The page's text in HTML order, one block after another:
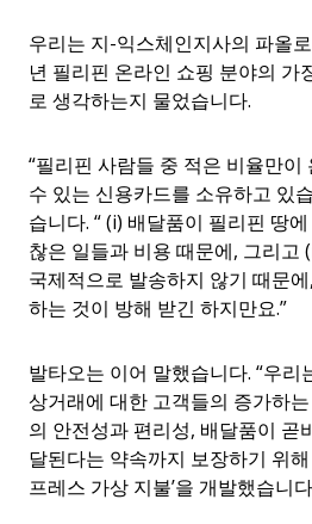
우리는 지-익스체인지사의 파올
년 필리핀 온라인 쇼핑 분야의 가
로 생각하는지 물었습니다.
“필리핀 사람들 중 적은 비율만이
수 있는 신용카드를 소유하고 있
습니다. “ (i) 배달품이 필리핀 땅
찮은 일들과 비용 때문에, 그리고
국제적으로 발송하지 않기 때문
하는 것이 방해 받긴 하지만요.”
발타오는 이어 말했습니다. “우
상거래에 대한 고객들의 증가하
의 안전성과 편리성, 배달품이 곧
달된다는 약속까지 보장하기 위
프레스 가상 지불’을 개발했습니